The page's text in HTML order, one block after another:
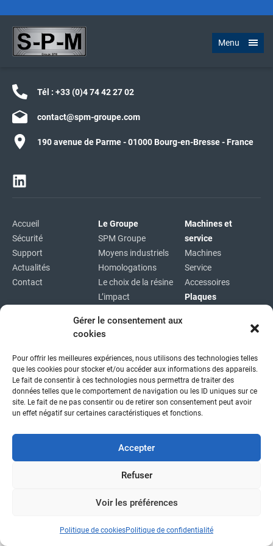
Gérer le consentement aux
cookies
Pour offrir les meilleures expériences, nous utilisons des technologies telles
que les cookies pour stocker et/ou accéder aux informations des appareils.
Le fait de consentir à ces technologies nous permettra de traiter des
données telles que le comportement de navigation ou les ID uniques sur ce
site. Le fait de ne pas consentir ou de retirer son consentement peut avoir
un effet négatif sur certaines caractéristiques et fonctions.
Accepter
Refuser
Voir les préférences
Politique de cookiesPolitique de confidentialité
Menu
Tél : +33 (0)4 74 42 27 02
contact@spm-groupe.com
190 avenue de Parme - 01000 Bourg-en-Bresse - France
Accueil
Sécurité
Support
Actualités
Contact
Le Groupe
SPM Groupe
Moyens industriels
Homologations
Le choix de la résine
L’impact
Machines et
service
Machines
Service
Accessoires
Plaques
Plan du site
Copyright © 2026|Mentions légales|Confidentialité|
fait avec
par l'agence idcom